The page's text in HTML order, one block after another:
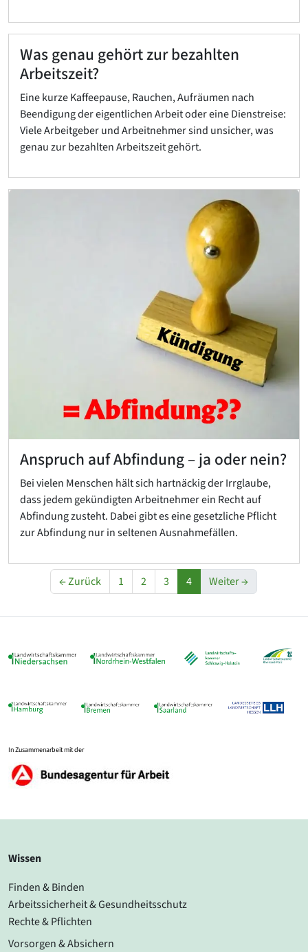
Was genau gehört zur bezahlten
Arbeitszeit?
Eine kurze Kaffeepause, Rauchen, Aufräumen nach
Beendigung der eigentlichen Arbeit oder eine Dienstreise:
Viele Arbeitgeber und Arbeitnehmer sind unsicher, was
genau zur bezahlten Arbeitszeit gehört.
Anspruch auf Abfindung – ja oder nein?
Bei vielen Menschen hält sich hartnäckig der Irrglaube,
dass jedem gekündigten Arbeitnehmer ein Recht auf
Abfindung zusteht. Dabei gibt es eine gesetzliche Pflicht
zur Abfindung nur in seltenen Ausnahmefällen.
← Zurück 1 2 3 4 Weiter →
In Zusammenarbeit mit der
Wissen
Finden & Binden
Arbeitssicherheit & Gesundheitsschutz
Rechte & Pflichten
Vorsorgen & Absichern